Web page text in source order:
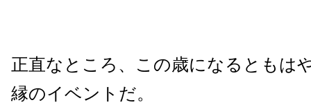
正直なところ、この歳になるともは
縁のイベントだ。